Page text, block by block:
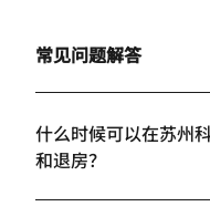
常见问题解答
什么时候可以在苏州
和退房？